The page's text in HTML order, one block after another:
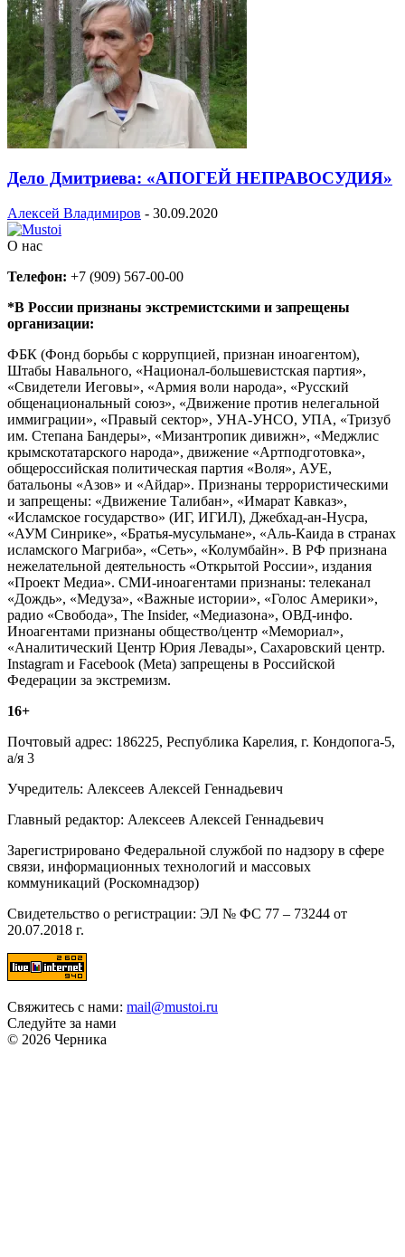
Дело Дмитриева: «АПОГЕЙ НЕПРАВОСУДИЯ»
Алексей Владимиров - 30.09.2020
О нас
Телефон: +7 (909) 567-00-00
*В России признаны экстремистскими и запрещены
организации:
ФБК (Фонд борьбы с коррупцией, признан иноагентом),
Штабы Навального, «Национал-большевистская партия»,
«Свидетели Иеговы», «Армия воли народа», «Русский
общенациональный союз», «Движение против нелегальной
иммиграции», «Правый сектор», УНА-УНСО, УПА, «Тризуб
им. Степана Бандеры», «Мизантропик дивижн», «Меджлис
крымскотатарского народа», движение «Артподготовка»,
общероссийская политическая партия «Воля», АУЕ,
батальоны «Азов» и «Айдар». Признаны террористическими
и запрещены: «Движение Талибан», «Имарат Кавказ»,
«Исламское государство» (ИГ, ИГИЛ), Джебхад-ан-Нусра,
«АУМ Синрике», «Братья-мусульмане», «Аль-Каида в странах
исламского Магриба», «Сеть», «Колумбайн». В РФ признана
нежелательной деятельность «Открытой России», издания
«Проект Медиа». СМИ-иноагентами признаны: телеканал
«Дождь», «Медуза», «Важные истории», «Голос Америки»,
радио «Свобода», The Insider, «Медиазона», ОВД-инфо.
Иноагентами признаны общество/центр «Мемориал»,
«Аналитический Центр Юрия Левады», Сахаровский центр.
Instagram и Facebook (Metа) запрещены в Российской
Федерации за экстремизм.
16+
Почтовый адрес: 186225, Республика Карелия, г. Кондопога-5,
а/я 3
Учредитель: Алексеев Алексей Геннадьевич
Главный редактор: Алексеев Алексей Геннадьевич
Зарегистрировано Федеральной службой по надзору в сфере
связи, информационных технологий и массовых
коммуникаций (Роскомнадзор)
Свидетельство о регистрации: ЭЛ № ФС 77 – 73244 от
20.07.2018 г.
Свяжитесь с нами: mail@mustoi.ru
Следуйте за нами
© 2026 Черника